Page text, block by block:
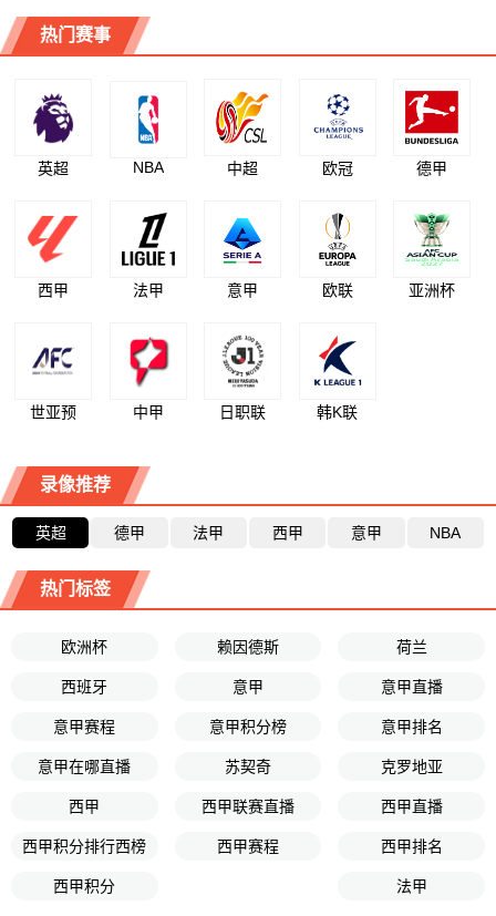
热门赛事
英超 NBA 中超 欧冠 德甲
西甲 法甲 意甲 欧联 亚洲杯
世亚预 中甲 日职联 韩K联
录像推荐
英超 德甲 法甲 西甲 意甲 NBA
热门标签
欧洲杯 赖因德斯 荷兰
西班牙 意甲 意甲直播
意甲赛程 意甲积分榜 意甲排名
意甲在哪直播 苏契奇 克罗地亚
西甲 西甲联赛直播 西甲直播
西甲积分排行西榜 西甲赛程 西甲排名
西甲积分 法甲